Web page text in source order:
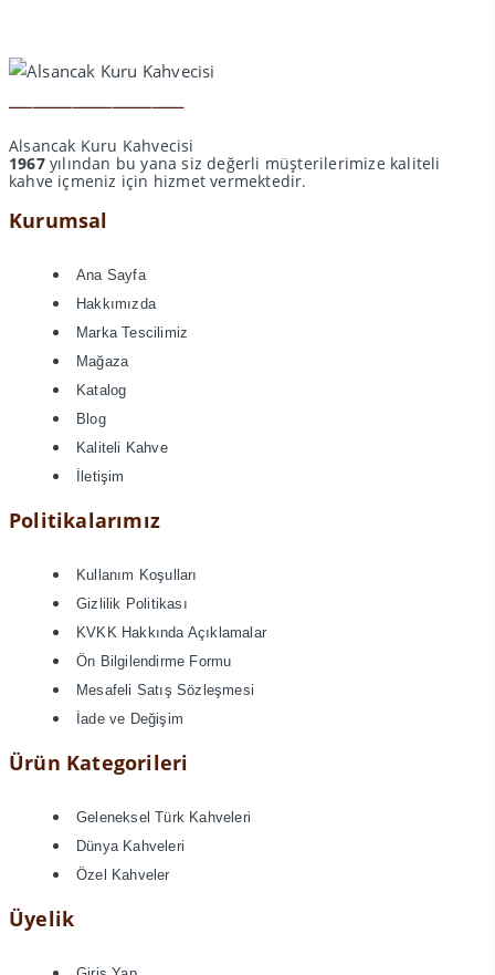
Alsancak Kuru Kahvecisi
1967yılından bu yana siz değerli müşterilerimize kaliteli
kahve içmeniz için hizmet vermektedir.
Kurumsal
Ana Sayfa
Hakkımızda
Marka Tescilimiz
Mağaza
Katalog
Blog
Kaliteli Kahve
İletişim
Politikalarımız
Kullanım Koşulları
Gizlilik Politikası
KVKK Hakkında Açıklamalar
Ön Bilgilendirme Formu
Mesafeli Satış Sözleşmesi
İade ve Değişim
Ürün Kategorileri
Geleneksel Türk Kahveleri
Dünya Kahveleri
Özel Kahveler
Üyelik